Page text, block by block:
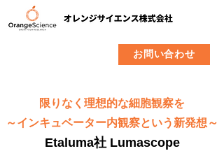
お問い合わせ
限りなく理想的な細胞観察を
～インキュベーター内観察という新発想～
Etaluma社 Lumascope